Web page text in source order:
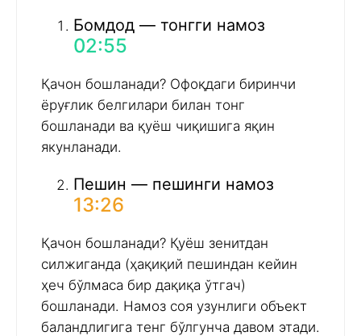
Бомдод — тонгги намоз
02:55
Қачон бошланади? Офоқдаги биринчи
ёруғлик белгилари билан тонг
бошланади ва қуёш чиқишига яқин
якунланади.
Пешин — пешинги намоз
13:26
Қачон бошланади? Қуёш зенитдан
силжиганда (ҳақиқий пешиндан кейин
ҳеч бўлмаса бир дақиқа ўтгач)
бошланади. Намоз соя узунлиги объект
баландлигига тенг бўлгунча давом этади.